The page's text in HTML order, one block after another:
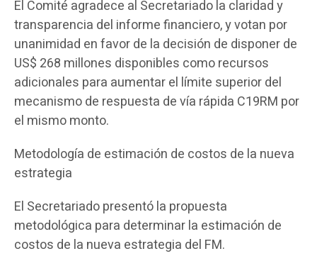
El Comité agradece al Secretariado la claridad y
transparencia del informe financiero, y votan por
unanimidad en favor de la decisión de disponer de
US$ 268 millones disponibles como recursos
adicionales para aumentar el límite superior del
mecanismo de respuesta de vía rápida C19RM por
el mismo monto.
Metodología de estimación de costos de la nueva
estrategia
El Secretariado presentó la propuesta
metodológica para determinar la estimación de
costos de la nueva estrategia del FM.